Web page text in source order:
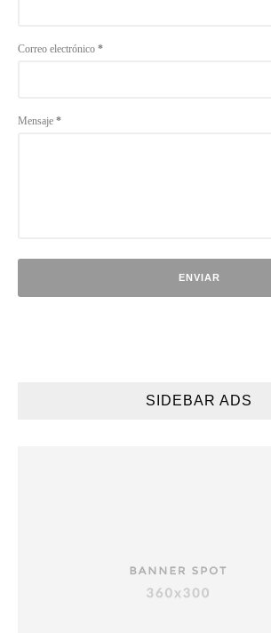
Correo electrónico *
Mensaje *
SIDEBAR ADS